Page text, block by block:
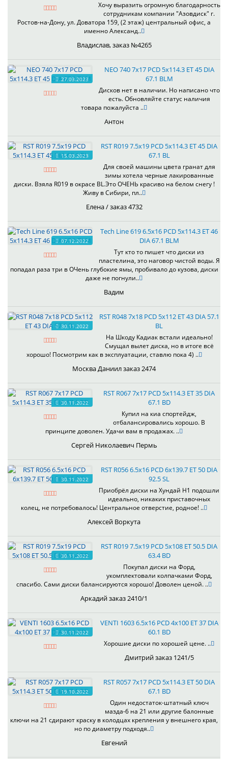
Хочу выразить огромную благодарность
сотрудникам компании "Азовдиск" г.
Ростов-на-Дону, ул. Доватора 159, (2 этаж) центральный офис, а
именно Александ..
Владислав, заказ №4265
27.03.2023
NEO 740 7x17 PCD 5x114.3 ET 45 DIA
67.1 BLM
Дисков нет в наличии. Но написано что
есть. Обновляйте статус наличия
товара пожалуйста ..
Антон
15.03.2023
RST R019 7.5x19 PCD 5x114.3 ET 45 DIA
67.1 BL
Для своей машины цвета гранат для
зимы хотела черные лакированные
диски. Взяла R019 в окрасе BL.Это ОЧЕНЬ красиво на белом снегу !
Живу в Сибири, пл..
Елена / заказ 4732
07.12.2022
Tech Line 619 6.5x16 PCD 5x114.3 ET 46
DIA 67.1 BLM
Тут кто то пишет что диски из
пластелина, это наговор чистой воды. Я
попадал раза три в ОЧень глубокие ямы, пробивало до кузова, диски
даже не погнули..
Вадим
30.11.2022
RST R048 7x18 PCD 5x112 ET 43 DIA 57.1
BL
На Шкоду Кадиак встали идеально!
Смущал вылет диска, но в итоге всё
хорошо! Посмотрим как в эксплуатации, ставлю пока 4) ..
Москва Даниил заказ 2474
30.11.2022
RST R067 7x17 PCD 5x114.3 ET 35 DIA
67.1 BD
Купил на киа спортейдж,
отбалансировались хорошо. В
принципе доволен. Удачи вам в продажах. ..
Сергей Николаевич Пермь
30.11.2022
RST R056 6.5x16 PCD 6x139.7 ET 50 DIA
92.5 SL
Приобрёл диски на Хундай H1 подошли
идеально, никаких приставочных
колец, не потребовалось! Центральное отверстие, родное! ..
Алексей Воркута
30.11.2022
RST R019 7.5x19 PCD 5x108 ET 50.5 DIA
63.4 BD
Покупал диски на Форд,
укомплектовали колпачками Форд,
спасибо. Сами диски балансируются хорошо! Доволен ценой. ..
Аркадий заказ 2410/1
30.11.2022
VENTI 1603 6.5x16 PCD 4x100 ET 37 DIA
60.1 BD
Хорошие диски по хорошей цене. ..
Дмитрий заказ 1241/5
19.10.2022
RST R057 7x17 PCD 5x114.3 ET 50 DIA
67.1 BD
Один недостаток-штатный ключ
мазда-6 на 21 или другие балонные
ключи на 21 сдирают краску в колодцах крепления у внешнего края,
но по диаметру подходя..
Евгений